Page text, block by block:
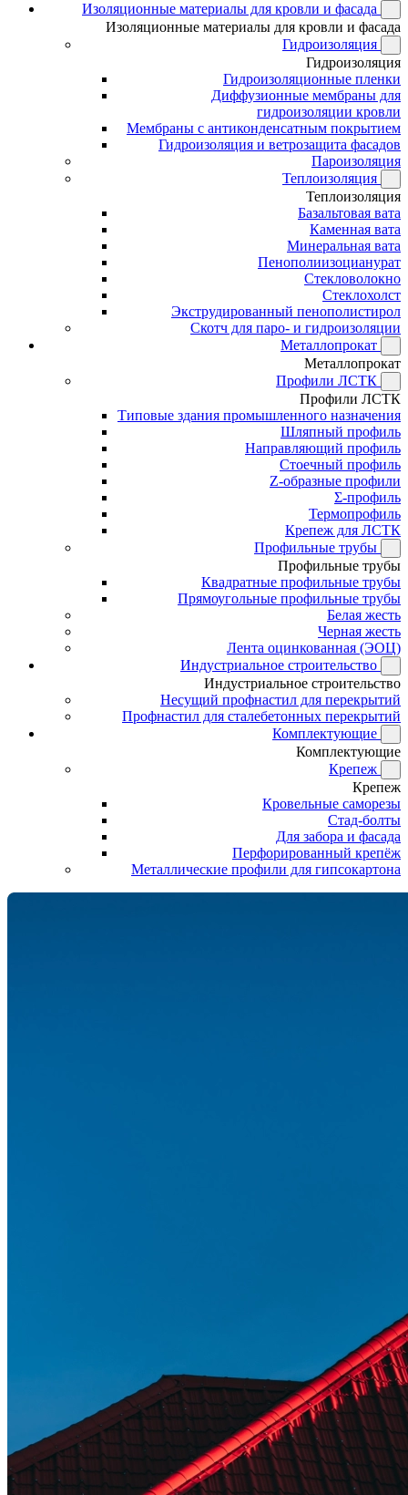
Изоляционные материалы для кровли и фасада
Изоляционные материалы для кровли и фасада
Гидроизоляция
Гидроизоляция
Гидроизоляционные пленки
Диффузионные мембраны для
гидроизоляции кровли
Мембраны с антиконденсатным покрытием
Гидроизоляция и ветрозащита фасадов
Пароизоляция
Теплоизоляция
Теплоизоляция
Базальтовая вата
Каменная вата
Минеральная вата
Пенополиизоцианурат
Стекловолокно
Стеклохолст
Экструдированный пенополистирол
Скотч для паро- и гидроизоляции
Металлопрокат
Металлопрокат
Профили ЛСТК
Профили ЛСТК
Типовые здания промышленного назначения
Шляпный профиль
Направляющий профиль
Стоечный профиль
Z-образные профили
Σ-профиль
Термопрофиль
Крепеж для ЛСТК
Профильные трубы
Профильные трубы
Квадратные профильные трубы
Прямоугольные профильные трубы
Белая жесть
Черная жесть
Лента оцинкованная (ЭОЦ)
Индустриальное строительство
Индустриальное строительство
Несущий профнастил для перекрытий
Профнастил для сталебетонных перекрытий
Комплектующие
Комплектующие
Крепеж
Крепеж
Кровельные саморезы
Стад-болты
Для забора и фасада
Перфорированный крепёж
Металлические профили для гипсокартона